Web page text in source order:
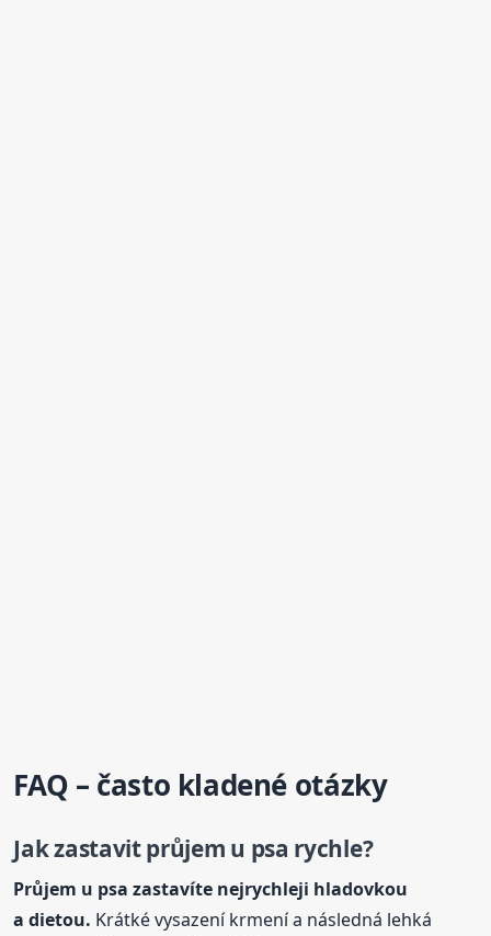
FAQ – často kladené otázky
Jak zastavit průjem u psa rychle?
Průjem u psa zastavíte nejrychleji hladovkou
a dietou. Krátké vysazení krmení a následná lehká